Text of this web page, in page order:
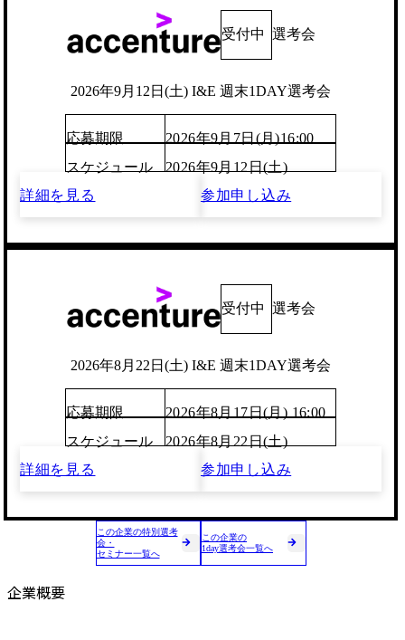
受付中 選考会
2026年9月12日(土) I&E 週末1DAY選考会
応募期限
2026年9月7日(月)16:00
スケジュール
2026年9月12日(土)
詳細を見る
参加申し込み
受付中 選考会
2026年8月22日(土) I&E 週末1DAY選考会
応募期限
2026年8月17日(月) 16:00
スケジュール
2026年8月22日(土)
詳細を見る
参加申し込み
この企業の特別選考
会・
セミナー一覧へ
この企業の
1day選考会一覧へ
企業概要